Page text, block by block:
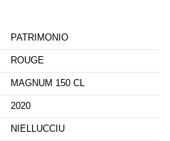
PATRIMONIO
ROUGE
MAGNUM 150 CL
2020
NIELLUCCIU